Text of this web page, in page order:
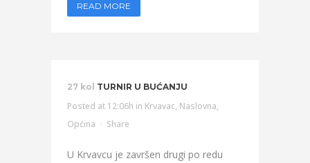
READ MORE
27 kol TURNIR U BUĆANJU
Posted at 12:06h in Krvavac, Naslovna,
Općina
Share
U Krvavcu je završen drugi po redu